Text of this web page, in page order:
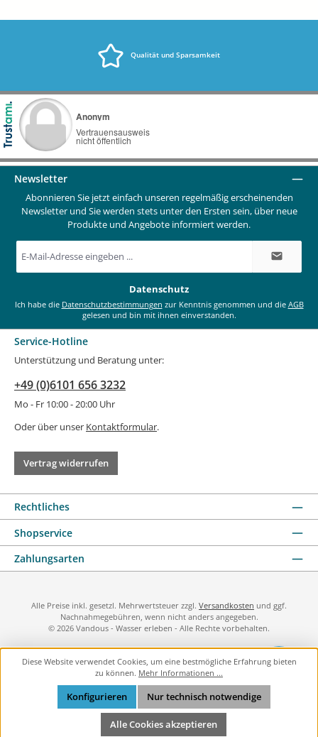
Qualität und Sparsamkeit
Newsletter
Abonnieren Sie jetzt einfach unseren regelmäßig erscheinenden
Newsletter und Sie werden stets unter den Ersten sein, über neue
Produkte und Angebote informiert werden.
Mail-
Datenschutz
Ich habe die Datenschutzbestimmungen zur Kenntnis genommen und die AGB
gelesen und bin mit ihnen einverstanden.
Service-Hotline
Unterstützung und Beratung unter:
+49 (0)6101 656 3232
Mo - Fr 10:00 - 20:00 Uhr
Oder über unser Kontaktformular.
Vertrag widerrufen
Rechtliches
Shopservice
Zahlungsarten
Alle Preise inkl. gesetzl. Mehrwertsteuer zzgl. Versandkosten und ggf.
Nachnahmegebühren, wenn nicht anders angegeben.
© 2026 Vandous - Wasser erleben - Alle Rechte vorbehalten.
Diese Website verwendet Cookies, um eine bestmögliche Erfahrung bieten
zu können. Mehr Informationen ...
Nur technisch notwendige
Konfigurieren
Alle Cookies akzeptieren